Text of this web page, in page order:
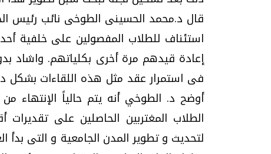
قال د.محمد الحسينى الطوخى نائب رئيس
استئناف للطلاب المفصولين على خلفية
إعادة قيدهم مرة أخرى بكلياتهم. واشاد
فى استمرار عقد مثل هذه اللقاءات بشكل
أوضح د. الطوخي أنه يتم حالياً الإنتهاء
الطلاب المغتربين الحاصلين على
لتحديث و تطوير المدن الجامعية و التى